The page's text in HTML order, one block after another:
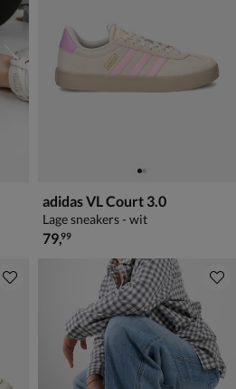
adidas VL Court 3.0
Lage sneakers - wit
€ 79,99
79,99